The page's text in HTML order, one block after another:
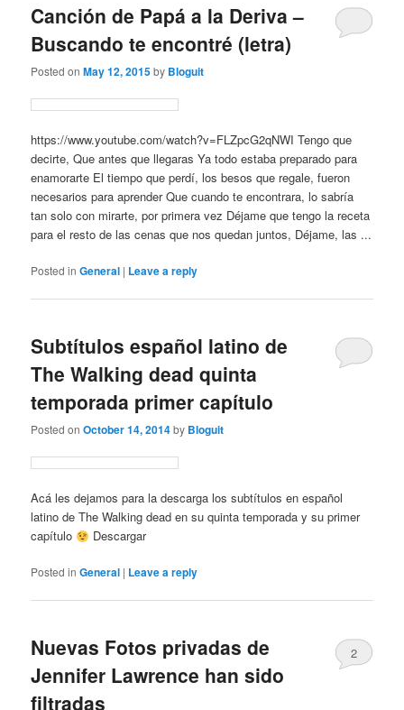
Canción de Papá a la Deriva –
Buscando te encontré (letra)
Posted onMay 12, 2015by Bloguit
https://www.youtube.com/watch?v=FLZpcG2qNWI Tengo que
decirte, Que antes que llegaras Ya todo estaba preparado para
enamorarte El tiempo que perdí, los besos que regale, fueron
necesarios para aprender Que cuando te encontrara, lo sabría
tan solo con mirarte, por primera vez Déjame que tengo la receta
para el resto de las cenas que nos quedan juntos, Déjame, las ...
Posted in General | Leave a reply
Subtítulos español latino de
The Walking dead quinta
temporada primer capítulo
Posted onOctober 14, 2014by Bloguit
Acá les dejamos para la descarga los subtítulos en español
latino de The Walking dead en su quinta temporada y su primer
capítulo
Descargar
Posted in General | Leave a reply
Nuevas Fotos privadas de
Jennifer Lawrence han sido
filtradas
2